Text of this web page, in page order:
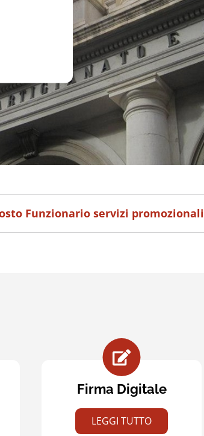
Funzionario servizi promozionali
Firma Digitale
LEGGI TUTTO